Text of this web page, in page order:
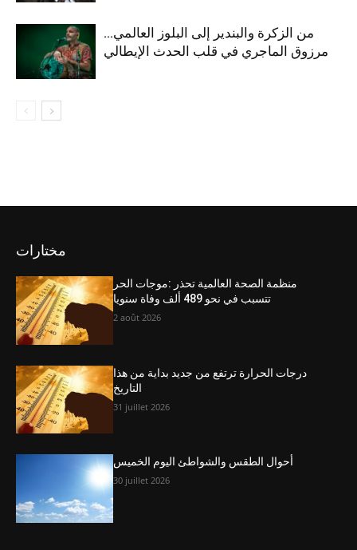
من الزكرة والبندير إلى البلوز العالمي…
مرزوق الماجري في قلب الحدث الإيطالي
مختارات
منظمة الصحة العالمية تحذر :موجات الحر
تتسبب في نحو 489 ألف وفاة سنويا
2 août 2026
درجات الحرارة ترتفع من جديد بداية من هذا
التاريخ
31 juillet 2026
أحوال الطقس والشواطئ اليوم الخميس
30 juillet 2026